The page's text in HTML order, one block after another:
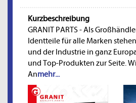
Kurzbeschreibung
GRANIT PARTS - Als
Identteile für alle Marken
und der Industrie in ganz
und Top-Produkten zur Seite.
Anmehr...